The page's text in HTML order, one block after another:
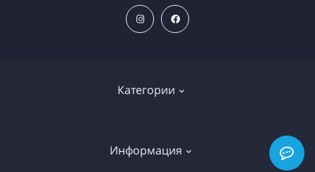
Категории
Ортопедические матрасы
Информация